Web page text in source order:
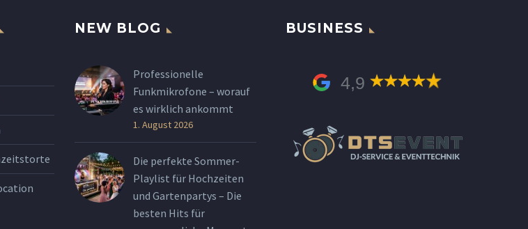
NEW BLOG
Professionelle
Funkmikrofone – worauf
es wirklich ankommt
1. August 2026
Die perfekte Sommer-
Playlist für Hochzeiten
und Gartenpartys – Die
besten Hits für
BUSINESS
4,9